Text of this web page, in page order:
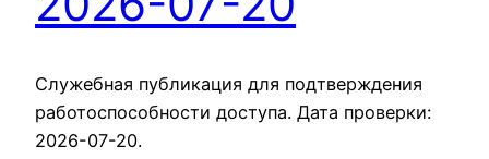
Служебная публикация для подтверждения
работоспособности доступа. Дата проверки:
2026-07-20.